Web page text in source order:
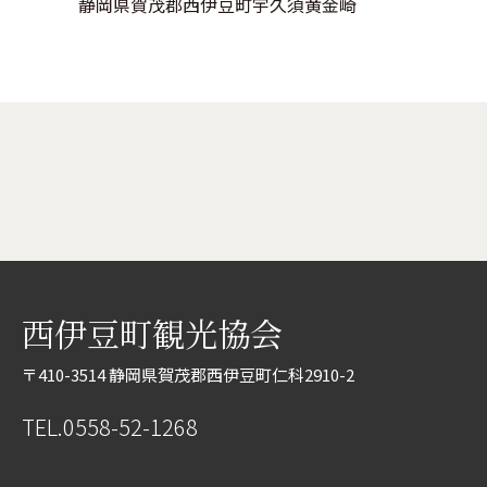
西伊豆町観光協会
〒410-3514 静岡県賀茂郡西伊豆町仁科2910-2
TEL.0558-52-1268